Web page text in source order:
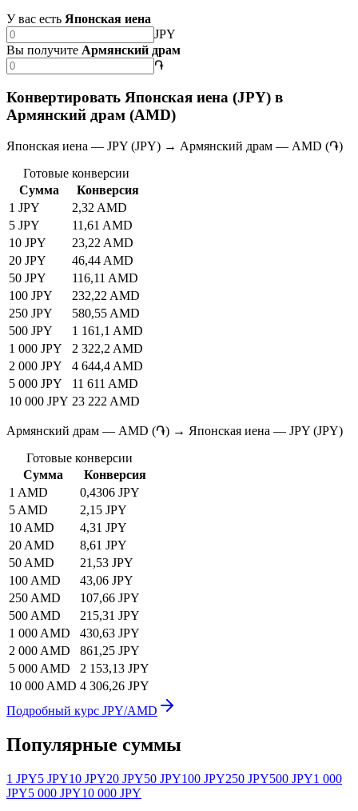
У вас есть Японская иена
JPY
Вы получите Армянский драм
֏
Конвертировать Японская иена (JPY) в
Армянский драм (AMD)
Японская иена — JPY (JPY) → Армянский драм — AMD (֏)
Готовые конверсии
Сумма
Конверсия
1 JPY
2,32 AMD
5 JPY
11,61 AMD
10 JPY
23,22 AMD
20 JPY
46,44 AMD
50 JPY
116,11 AMD
100 JPY
232,22 AMD
250 JPY
580,55 AMD
500 JPY
1 161,1 AMD
1 000 JPY
2 322,2 AMD
2 000 JPY
4 644,4 AMD
5 000 JPY
11 611 AMD
10 000 JPY 23 222 AMD
Армянский драм — AMD (֏) → Японская иена — JPY (JPY)
Готовые конверсии
Сумма
Конверсия
1 AMD
0,4306 JPY
5 AMD
2,15 JPY
10 AMD
4,31 JPY
20 AMD
8,61 JPY
50 AMD
21,53 JPY
100 AMD
43,06 JPY
250 AMD
107,66 JPY
500 AMD
215,31 JPY
1 000 AMD
430,63 JPY
2 000 AMD
861,25 JPY
5 000 AMD
2 153,13 JPY
10 000 AMD 4 306,26 JPY
Подробный курс JPY/AMD
Популярные суммы
1 JPY5 JPY10 JPY20 JPY50 JPY100 JPY250 JPY500 JPY1 000
JPY5 000 JPY10 000 JPY